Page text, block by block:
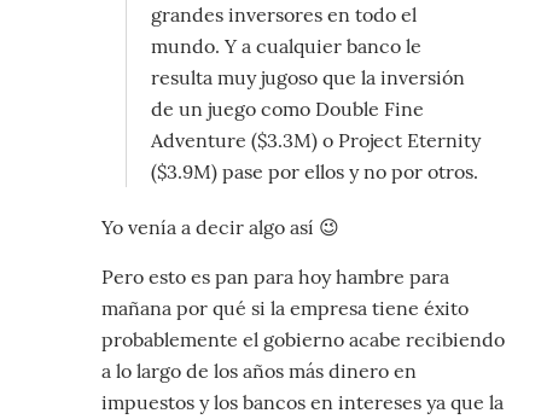
grandes inversores en todo el
mundo. Y a cualquier banco le
resulta muy jugoso que la inversión
de un juego como Double Fine
Adventure ($3.3M) o Project Eternity
($3.9M) pase por ellos y no por otros.
Yo venía a decir algo así 😉
Pero esto es pan para hoy hambre para
mañana por qué si la empresa tiene éxito
probablemente el gobierno acabe recibiendo
a lo largo de los años más dinero en
impuestos y los bancos en intereses ya que la